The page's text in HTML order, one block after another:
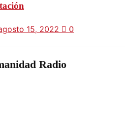
15, 2022 0
Radio